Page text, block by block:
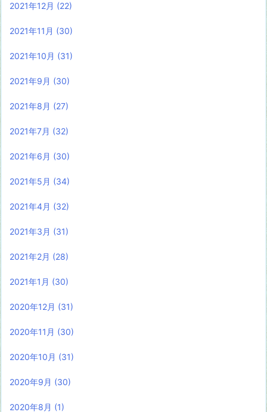
2021年12月 (22)
2021年11月 (30)
2021年10月 (31)
2021年9月 (30)
2021年8月 (27)
2021年7月 (32)
2021年6月 (30)
2021年5月 (34)
2021年4月 (32)
2021年3月 (31)
2021年2月 (28)
2021年1月 (30)
2020年12月 (31)
2020年11月 (30)
2020年10月 (31)
2020年9月 (30)
2020年8月 (1)